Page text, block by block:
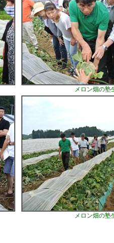
メロン畑の塾
メロン畑の塾